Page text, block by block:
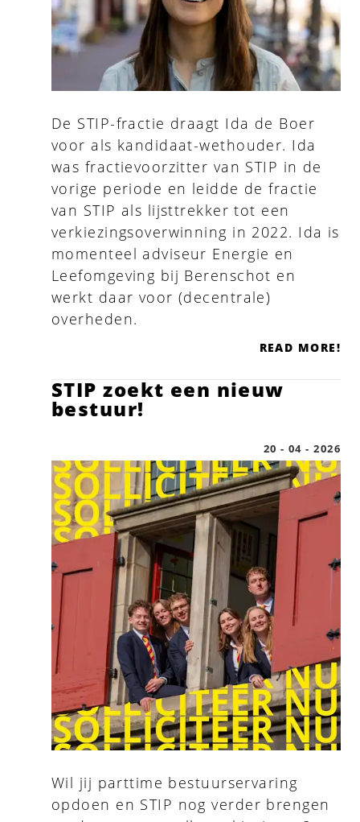
De STIP-fractie draagt Ida de Boer
voor als kandidaat-wethouder. Ida
was fractievoorzitter van STIP in de
vorige periode en leidde de fractie
van STIP als lijsttrekker tot een
verkiezingsoverwinning in 2022. Ida is
momenteel adviseur Energie en
Leefomgeving bij Berenschot en
werkt daar voor (decentrale)
overheden.
READ MORE!
STIP zoekt een nieuw
bestuur!
20 - 04 - 2026
Wil jij parttime bestuurservaring
opdoen en STIP nog verder brengen